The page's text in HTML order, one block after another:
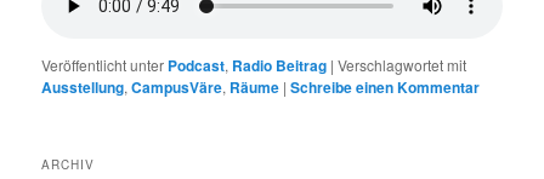
Veröffentlicht unter Podcast, Radio Beitrag |Verschlagwortet mit
Ausstellung,CampusVäre, Räume |Schreibe einen Kommentar
ARCHIV